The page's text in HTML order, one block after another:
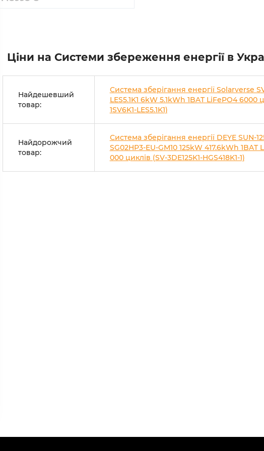
Ціни на Системи збереження енергії в
Найдешевший
товар:
Система зберігання енергії Solarverse
LES5.1K1 6kW 5.1kWh 1BAT LiFePO4 6000
1SV6K1-LES5.1K1)
Найдорожчий
товар:
Система зберігання енергії DEYE SUN-
SG02HP3-EU-GM10 125kW 417.6kWh 1BAT
000 циклів (SV-3DE125K1-HGS418K1-1)